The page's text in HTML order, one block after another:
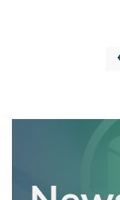
Navigazione